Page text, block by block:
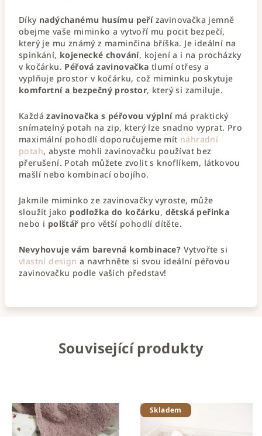
Díky nadýchanému husímu peřízavinovačka jemně
obejme vaše miminko a vytvoří mu pocit bezpečí,
který je mu známý z maminčina bříška. Je ideální na
spinkání, kojenecké chování, kojení a i na procházky
v kočárku. Péřová zavinovačka tlumí otřesy a
vyplňuje prostor v kočárku, což miminku poskytuje
komfortní a bezpečný prostor, který si zamiluje.
Každázavinovačka s péřovou výplnímá praktický
snímatelný potah na zip, který lze snadno vyprat. Pro
maximální pohodlí doporučujeme mít náhradní
potah, abyste mohli zavinovačku používat bez
přerušení. Potah můžete zvolit s knoflíkem, látkovou
mašlí nebo kombinací obojího.
Jakmile miminko ze zavinovačky vyroste, může
sloužit jako podložka do kočárku, dětská peřinka
nebo i polštářpro větší pohodlí dítěte.
Nevyhovuje vám barevná kombinace? Vytvořte si
vlastní design a navrhněte si svou ideální péřovou
zavinovačku podle vašich představ!
Související produkty
Skladem